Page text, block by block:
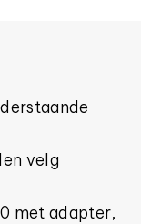
velg
met adapter,